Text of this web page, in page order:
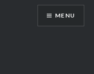
MENU